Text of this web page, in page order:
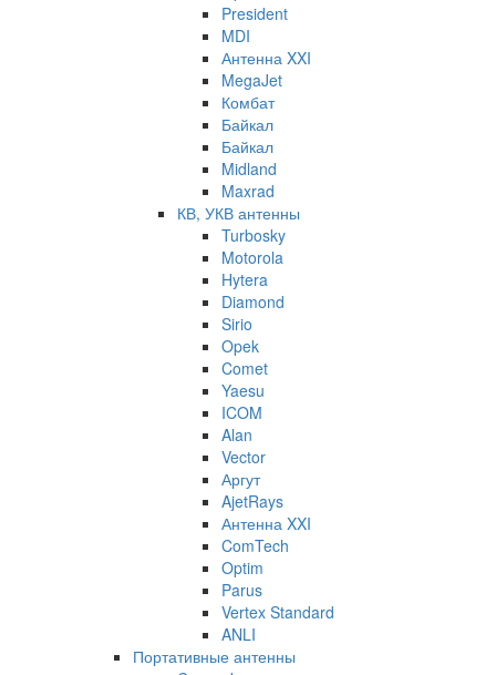
President
MDI
Антенна XXI
MegaJet
Комбат
Байкал
Байкал
Midland
Maxrad
КВ, УКВ антенны
Turbosky
Motorola
Hytera
Diamond
Sirio
Opek
Comet
Yaesu
ICOM
Alan
Vector
Аргут
AjetRays
Антенна XXI
ComTech
Optim
Parus
Vertex Standard
ANLI
Портативные антенны